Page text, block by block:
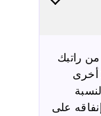
ما لا يقل عن 20٪ من راتبك
يجب أن تذهب 50٪ أخرى
إنفاقه على